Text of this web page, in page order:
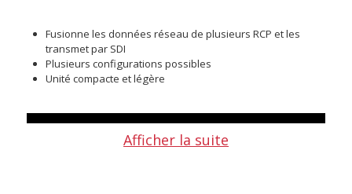
Fusionne les données réseau de plusieurs RCP et les
transmet par SDI
Plusieurs configurations possibles
Unité compacte et légère
Afficher la suite